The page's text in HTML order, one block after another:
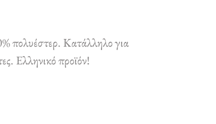
πολυέστερ. Κατάλληλο για
Ελληνικό προϊόν!